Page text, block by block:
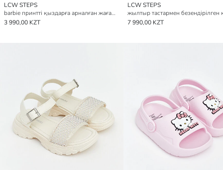
LCW STEPS
barbie принтті қыздарға арналған жағажай сандалдары
3 990,00 KZT
LCW STEPS
7 990,00 KZT